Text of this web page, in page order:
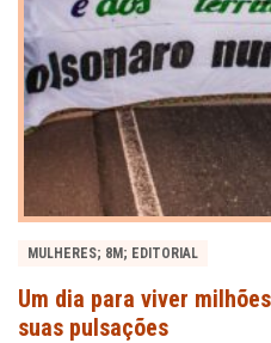
MULHERES; 8M; EDITORIAL
Um dia para viver
suas pulsações